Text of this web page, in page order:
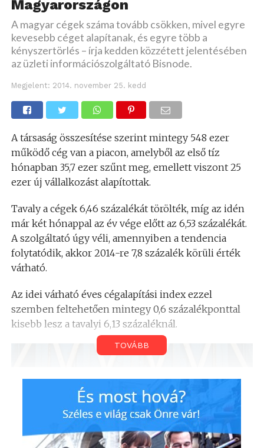
Magyarországon
A magyar cégek száma tovább csökken, mivel egyre
kevesebb céget alapítanak, és egyre több a
kényszertörlés – írja kedden közzétett jelentésében
az üzleti információszolgáltató Bisnode.
Megjelent: 2014. november 25. kedd
A társaság összesítése szerint mintegy 548 ezer
működő cég van a piacon, amelyből az első tíz
hónapban 35,7 ezer szűnt meg, emellett viszont 25
ezer új vállalkozást alapítottak.
Tavaly a cégek 6,46 százalékát törölték, míg az idén
már két hónappal az év vége előtt az 6,53 százalékát.
A szolgáltató úgy véli, amennyiben a tendencia
folytatódik, akkor 2014-re 7,8 százalék körüli érték
várható.
Az idei várható éves cégalapítási index ezzel
szemben feltehetően mintegy 0,6 százalékponttal
kisebb lesz a tavalyi 6,13 százaléknál.
TOVÁBB